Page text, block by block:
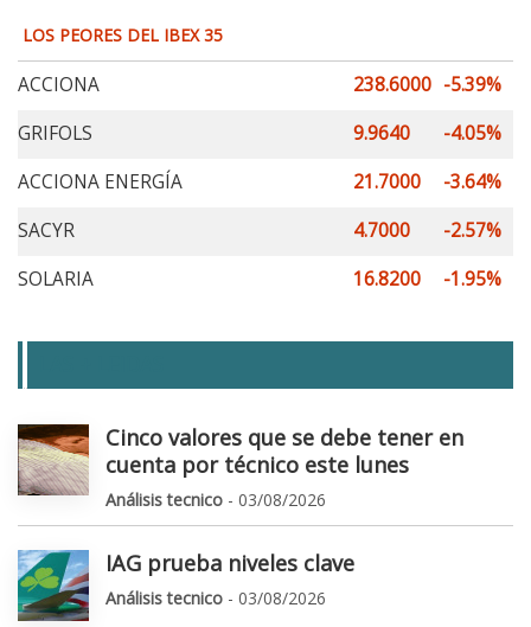
LOS PEORES DEL IBEX 35
ACCIONA 238.6000 -5.39%
GRIFOLS
9.9640
-4.05%
ACCIONA ENERGÍA
21.7000
-3.64%
SACYR
4.7000
-2.57%
SOLARIA
16.8200 -1.95%
Cinco valores que se debe tener en
cuenta por técnico este lunes
Análisis tecnico - 03/08/2026
IAG prueba niveles clave
Análisis tecnico - 03/08/2026